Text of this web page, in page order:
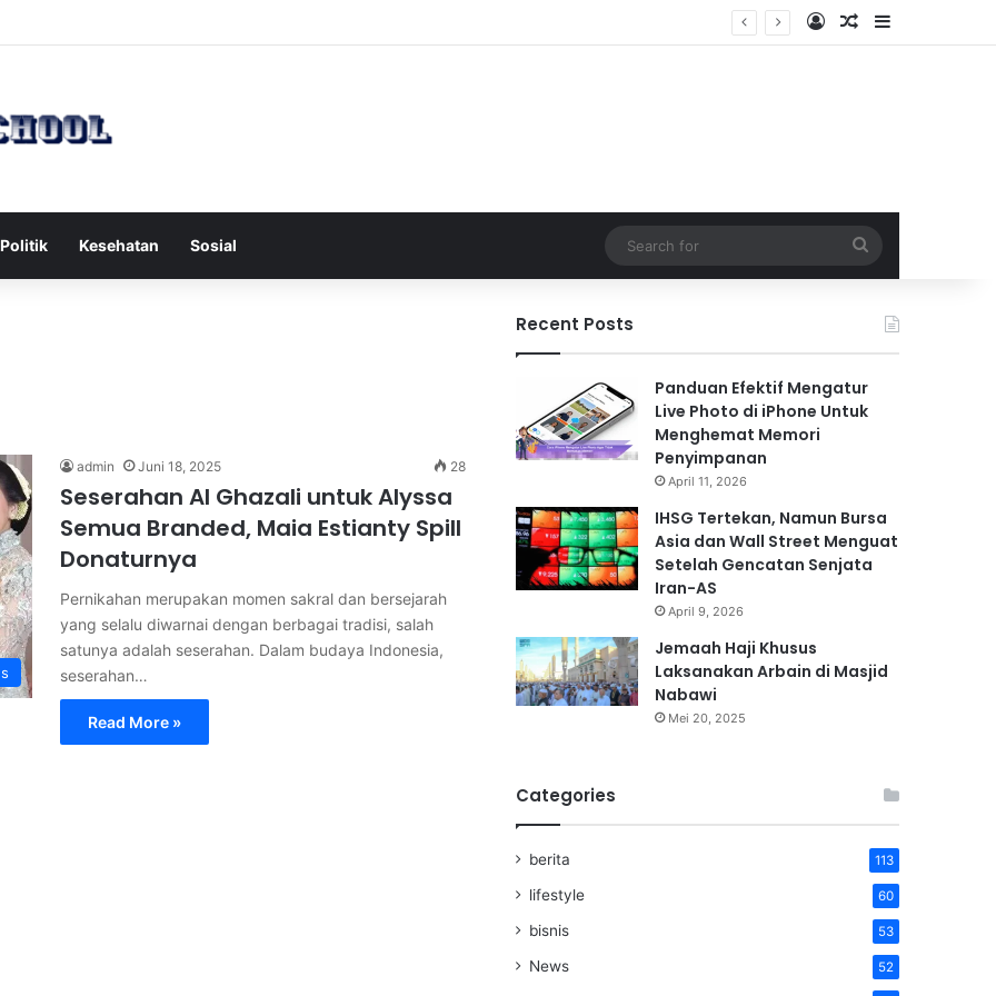
Log InRandom Article
Sidebar
Politik Kesehatan Sosial
for
admin Juni 18, 2025 28
Seserahan Al Ghazali untuk Alyssa
Semua Branded, Maia Estianty Spill
Donaturnya
Pernikahan merupakan momen sakral dan bersejarah
yang selalu diwarnai dengan berbagai tradisi, salah
satunya adalah seserahan. Dalam budaya Indonesia,
seserahan…
Read More »
Recent Posts
Panduan Efektif Mengatur
Live Photo di iPhone Untuk
Menghemat Memori
Penyimpanan
April 11, 2026
IHSG Tertekan, Namun Bursa
Asia dan Wall Street Menguat
Setelah Gencatan Senjata
Iran-AS
April 9, 2026
Jemaah Haji Khusus
Laksanakan Arbain di Masjid
Nabawi
Mei 20, 2025
Categories
berita 113
lifestyle 60
bisnis 53
News 52